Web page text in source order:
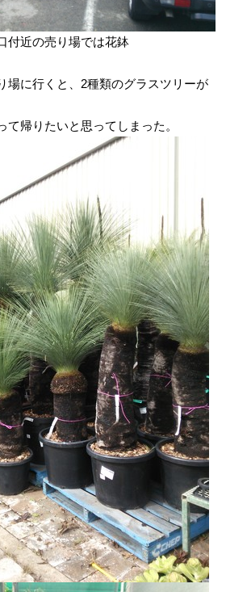
付近の売り場では花鉢
場に行くと、2種類のグラスツリーが
て帰りたいと思ってしまった。